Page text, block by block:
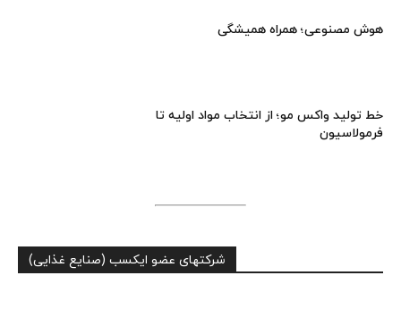
هوش مصنوعی؛ همراه همیشگی
خط تولید واکس مو؛ از انتخاب مواد اولیه تا
فرمولاسیون
شرکتهای عضو ایکسب (صنایع غذایی)